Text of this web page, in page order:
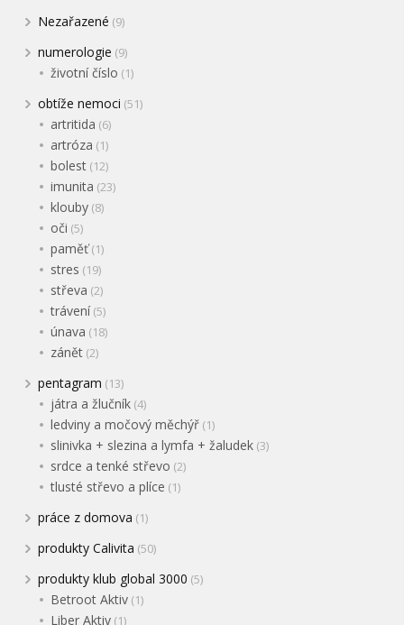
Nezařazené (9)
numerologie (9)
životní číslo (1)
obtíže nemoci (51)
artritida (6)
artróza (1)
bolest (12)
imunita (23)
klouby (8)
oči (5)
paměť(1)
stres (19)
střeva (2)
trávení(5)
únava (18)
zánět (2)
pentagram (13)
játra a žlučník (4)
ledviny a močový měchýř (1)
slinivka + slezina a lymfa + žaludek (3)
srdce a tenké střevo (2)
tlusté střevo a plíce (1)
práce z domova (1)
produkty Calivita (50)
produkty klub global 3000 (5)
Betroot Aktiv (1)
Liber Aktiv (1)